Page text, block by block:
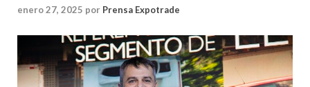
enero 27, 2025 por Prensa Expotrade